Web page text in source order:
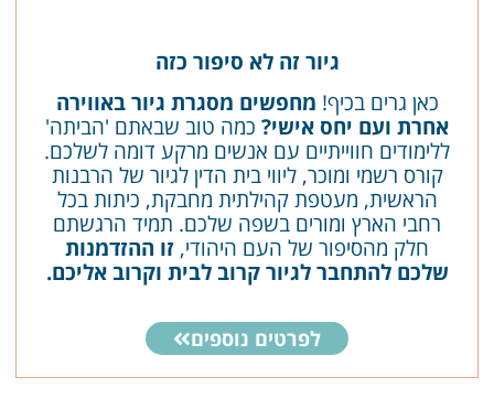
גיור זה לא סיפור כזה
כאן גרים בכיף! מחפשים מסגרת גיור באווירה
אחרת ועם יחס אישי? כמה טוב שבאתם 'הביתה'
ללימודים חווייתיים עם אנשים מרקע דומה לשלכם.
קורס רשמי ומוכר, ליווי בית הדין לגיור של הרבנות
הראשית, מעטפת קהילתית מחבקת, כיתות בכל
רחבי הארץ ומורים בשפה שלכם. תמיד הרגשתם
חלק מהסיפור של העם היהודי, זו ההזדמנות
שלכם להתחבר לגיור קרוב לבית וקרוב אליכם.
לפרטים נוספים